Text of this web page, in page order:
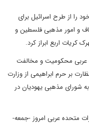
را از طرح اسرائیل برای
و امور مذهبی فلسطین و
کریات اربع ابراز کرد.
عربی ‌محکومیت و مخالفت
بر حرم ابراهیمی از وزارت
شورای مذهبی یهودیان در
متحده عربی امروز -جمعه-